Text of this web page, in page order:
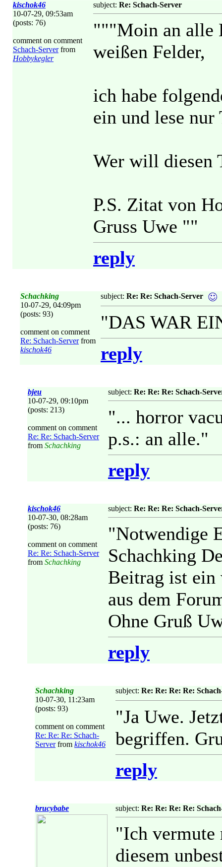
kischok46
10-07-29, 09:53am
(posts: 76)
comment on comment
Schach-Serverfrom
Hobbykegler
subject: Re: Schach-Server
"""Moin an alle
weißen Felder,
ich habe
ein und lese nur
Wer will diesen
P.S. Zitat von
Gruss Uwe ""
reply
Schachking
10-07-29, 04:09pm
(posts: 93)
comment on comment
Re: Schach-Serverfrom
kischok46
subject: Re: Re: Schach-Server
"DAS WAR
reply
bjeu
10-07-29, 09:10pm
(posts: 213)
comment on comment
Re: Re: Schach-Server
from Schachking
subject: Re: Re: Re: Schach-
"... horror
p.s.: an alle."
reply
kischok46
10-07-30, 08:28am
(posts: 76)
comment on comment
Re: Re: Schach-Server
from Schachking
subject: Re: Re: Re: Schach-
"Notwendige
Schachking
Beitrag ist
aus dem
Ohne Gruß
reply
Schachking
10-07-30, 11:23am
(posts: 93)
comment on comment
Re: Re: Re: Schach-
Serverfrom kischok46
subject: Re: Re: Re: Re:
"Ja Uwe.
begriffen.
reply
brucybabe subject: Re: Re: Re: Re:
"Ich vermute
diesem